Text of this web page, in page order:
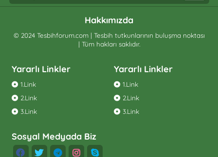
Hakkımızda
© 2024 Tesbihforum.com | Tesbih tutkunlarının buluşma noktası
| Tüm hakları saklıdır.
Yararlı Linkler
1.Link
2.Link
3.Link
Yararlı Linkler
1.Link
2.Link
3.Link
Sosyal Medyada Biz